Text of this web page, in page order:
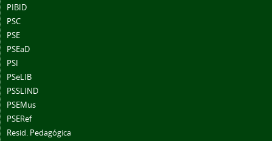
PIBID
PSC
PSE
PSEaD
PSI
PSeLIB
PSSLIND
PSEMus
PSERef
Resid. Pedagógica